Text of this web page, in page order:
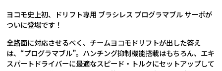
ヨコモ史上初、ドリフト専用 ブラシレス プログラマブル サーボが
ついに登場です！
全路面に対応させるべく、チームヨコモドリフトが出した答え
は、“プログラマブル”。ハンチング抑制機能搭載はもちろん、エキ
スパートドライバーに最適なスピード・トルクにセットアップして